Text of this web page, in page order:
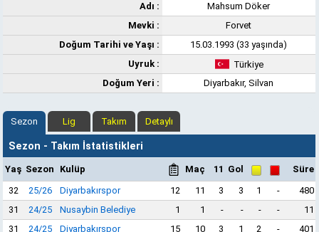
Adı :
Mahsum Döker
Mevki :
Forvet
Doğum Tarihi ve Yaşı :
15.03.1993 (33 yaşında)
Uyruk :
Türkiye
Doğum Yeri :
Diyarbakır, Silvan
Sezon Lig Takım Detaylı
Sezon - Takım İstatistikleri
Yaş Sezon Kulüp Maç 11 Gol
Süre
32
25/26 Diyarbakırspor 12 11 3 3 1 -
480
31
24/25 Nusaybin Belediye 1 1 - - - -
11
31
24/25 Diyarbakırspor 15 10 3 1 2 -
401